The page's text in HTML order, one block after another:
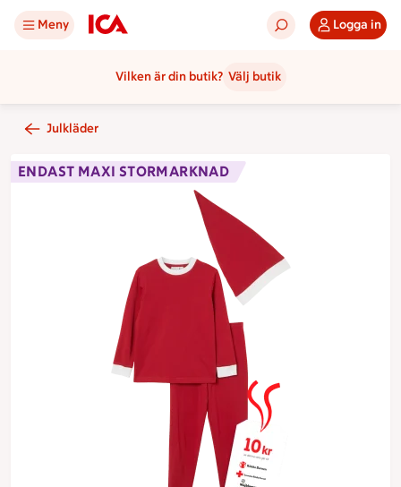
Meny Logga in
Vilken är din butik? Välj butik
Julkläder
ENDAST MAXI STORMARKNAD